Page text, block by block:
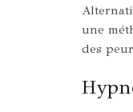
une
des